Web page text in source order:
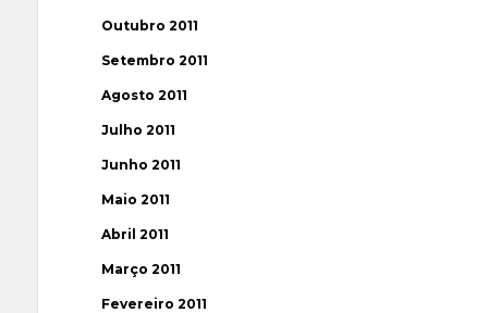
Outubro 2011
Setembro 2011
Agosto 2011
Julho 2011
Junho 2011
Maio 2011
Abril 2011
Março 2011
Fevereiro 2011